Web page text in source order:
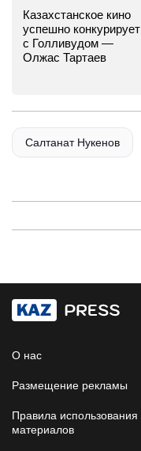
Казахстанское кино
успешно конкурирует
с Голливудом —
Олжас Тартаев
Салтанат Нукенов
О нас
Размещение рекламы
Правила использования
материалов